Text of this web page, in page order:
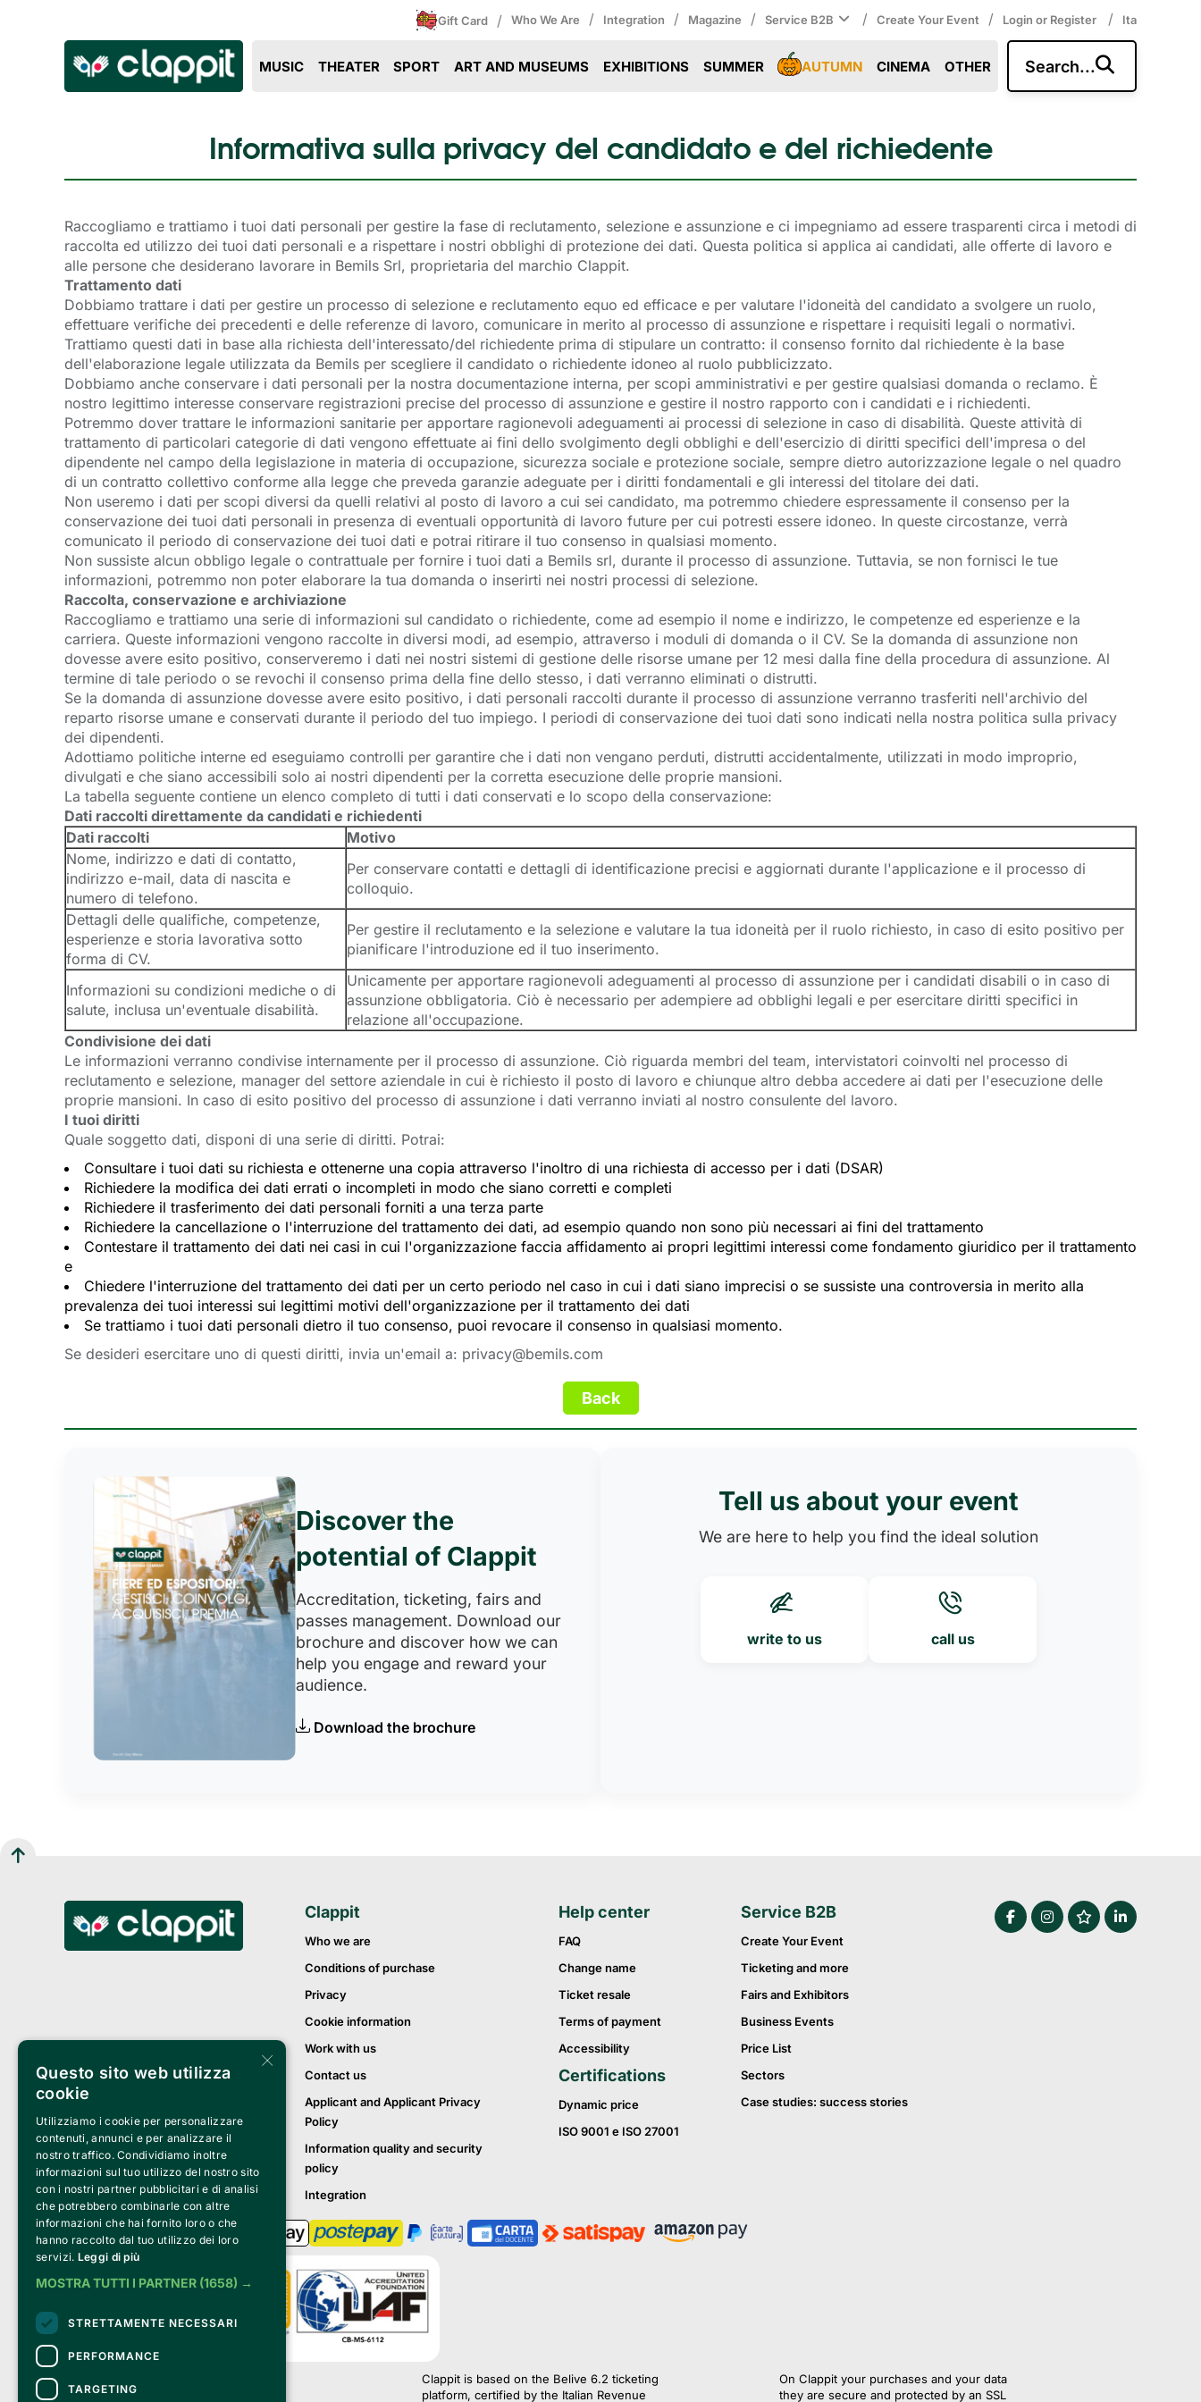
Gift Card / Who We Are / Integration / Magazine / Service B2B / Create Your Event / Login or Register / Ita
MUSIC THEATER SPORT ART AND MUSEUMS EXHIBITIONS SUMMER AUTUMN CINEMA OTHER Search...
Informativa sulla privacy del candidato e del richiedente
Raccogliamo e trattiamo i tuoi dati personali per gestire la fase di reclutamento, selezione e assunzione e ci impegniamo ad essere trasparenti circa i metodi di
raccolta ed utilizzo dei tuoi dati personali e a rispettare i nostri obblighi di protezione dei dati. Questa politica si applica ai candidati, alle offerte di lavoro e
alle persone che desiderano lavorare in Bemils Srl, proprietaria del marchio Clappit.
Trattamento dati
Dobbiamo trattare i dati per gestire un processo di selezione e reclutamento equo ed efficace e per valutare l'idoneità del candidato a svolgere un ruolo,
effettuare verifiche dei precedenti e delle referenze di lavoro, comunicare in merito al processo di assunzione e rispettare i requisiti legali o normativi.
Trattiamo questi dati in base alla richiesta dell'interessato/del richiedente prima di stipulare un contratto: il consenso fornito dal richiedente è la base
dell'elaborazione legale utilizzata da Bemils per scegliere il candidato o richiedente idoneo al ruolo pubblicizzato.
Dobbiamo anche conservare i dati personali per la nostra documentazione interna, per scopi amministrativi e per gestire qualsiasi domanda o reclamo. È
nostro legittimo interesse conservare registrazioni precise del processo di assunzione e gestire il nostro rapporto con i candidati e i richiedenti.
Potremmo dover trattare le informazioni sanitarie per apportare ragionevoli adeguamenti ai processi di selezione in caso di disabilità. Queste attività di
trattamento di particolari categorie di dati vengono effettuate ai fini dello svolgimento degli obblighi e dell'esercizio di diritti specifici dell'impresa o del
dipendente nel campo della legislazione in materia di occupazione, sicurezza sociale e protezione sociale, sempre dietro autorizzazione legale o nel quadro
di un contratto collettivo conforme alla legge che preveda garanzie adeguate per i diritti fondamentali e gli interessi del titolare dei dati.
Non useremo i dati per scopi diversi da quelli relativi al posto di lavoro a cui sei candidato, ma potremmo chiedere espressamente il consenso per la
conservazione dei tuoi dati personali in presenza di eventuali opportunità di lavoro future per cui potresti essere idoneo. In queste circostanze, verrà
comunicato il periodo di conservazione dei tuoi dati e potrai ritirare il tuo consenso in qualsiasi momento.
Non sussiste alcun obbligo legale o contrattuale per fornire i tuoi dati a Bemils srl, durante il processo di assunzione. Tuttavia, se non fornisci le tue
informazioni, potremmo non poter elaborare la tua domanda o inserirti nei nostri processi di selezione.
Raccolta, conservazione e archiviazione
Raccogliamo e trattiamo una serie di informazioni sul candidato o richiedente, come ad esempio il nome e indirizzo, le competenze ed esperienze e la
carriera. Queste informazioni vengono raccolte in diversi modi, ad esempio, attraverso i moduli di domanda o il CV. Se la domanda di assunzione non
dovesse avere esito positivo, conserveremo i dati nei nostri sistemi di gestione delle risorse umane per 12 mesi dalla fine della procedura di assunzione. Al
termine di tale periodo o se revochi il consenso prima della fine dello stesso, i dati verranno eliminati o distrutti.
Se la domanda di assunzione dovesse avere esito positivo, i dati personali raccolti durante il processo di assunzione verranno trasferiti nell'archivio del
reparto risorse umane e conservati durante il periodo del tuo impiego. I periodi di conservazione dei tuoi dati sono indicati nella nostra politica sulla privacy
dei dipendenti.
Adottiamo politiche interne ed eseguiamo controlli per garantire che i dati non vengano perduti, distrutti accidentalmente, utilizzati in modo improprio,
divulgati e che siano accessibili solo ai nostri dipendenti per la corretta esecuzione delle proprie mansioni.
La tabella seguente contiene un elenco completo di tutti i dati conservati e lo scopo della conservazione:
Dati raccolti direttamente da candidati e richiedenti
Dati raccolti
Motivo
Nome, indirizzo e dati di contatto,
indirizzo e-mail, data di nascita e
numero di telefono.
Per conservare contatti e dettagli di identificazione precisi e aggiornati durante l'applicazione e il processo di
colloquio.
Dettagli delle qualifiche, competenze,
esperienze e storia lavorativa sotto
forma di CV.
Per gestire il reclutamento e la selezione e valutare la tua idoneità per il ruolo richiesto, in caso di esito positivo per
pianificare l'introduzione ed il tuo inserimento.
Informazioni su condizioni mediche o di
salute, inclusa un'eventuale disabilità.
Unicamente per apportare ragionevoli adeguamenti al processo di assunzione per i candidati disabili o in caso di
assunzione obbligatoria. Ciò è necessario per adempiere ad obblighi legali e per esercitare diritti specifici in
relazione all'occupazione.
Condivisione dei dati
Le informazioni verranno condivise internamente per il processo di assunzione. Ciò riguarda membri del team, intervistatori coinvolti nel processo di
reclutamento e selezione, manager del settore aziendale in cui è richiesto il posto di lavoro e chiunque altro debba accedere ai dati per l'esecuzione delle
proprie mansioni. In caso di esito positivo del processo di assunzione i dati verranno inviati al nostro consulente del lavoro.
I tuoi diritti
Quale soggetto dati, disponi di una serie di diritti. Potrai:
Consultare i tuoi dati su richiesta e ottenerne una copia attraverso l'inoltro di una richiesta di accesso per i dati (DSAR)
Richiedere la modifica dei dati errati o incompleti in modo che siano corretti e completi
Richiedere il trasferimento dei dati personali forniti a una terza parte
Richiedere la cancellazione o l'interruzione del trattamento dei dati, ad esempio quando non sono più necessari ai fini del trattamento
Contestare il trattamento dei dati nei casi in cui l'organizzazione faccia affidamento ai propri legittimi interessi come fondamento giuridico per il trattamento
e
Chiedere l'interruzione del trattamento dei dati per un certo periodo nel caso in cui i dati siano imprecisi o se sussiste una controversia in merito alla
prevalenza dei tuoi interessi sui legittimi motivi dell'organizzazione per il trattamento dei dati
Se trattiamo i tuoi dati personali dietro il tuo consenso, puoi revocare il consenso in qualsiasi momento.
Se desideri esercitare uno di questi diritti, invia un'email a: privacy@bemils.com
Discover the
potential of Clappit
Accreditation, ticketing, fairs and
passes management. Download our
brochure and discover how we can
help you engage and reward your
audience.
Download the brochure
Tell us about your event
We are here to help you find the ideal solution
write to us call us
Clappit
Who we are
Conditions of purchase
Privacy
Cookie information
Work with us
Contact us
Applicant and Applicant Privacy
Policy
Information quality and security
policy
Integration
Help center
FAQ
Change name
Ticket resale
Terms of payment
Accessibility
Certifications
Dynamic price
ISO 9001 e ISO 27001
Service B2B
Create Your Event
Ticketing and more
Fairs and Exhibitors
Business Events
Price List
Sectors
Case studies: success stories
Bemils Srl
Clappit is based on the Belive 6.2 ticketing
platform, certified by the Italian Revenue
On Clappit your purchases and your data
they are secure and protected by an SSL
×
Questo sito web utilizza
cookie
Utilizziamo i cookie per personalizzare
contenuti, annunci e per analizzare il
nostro traffico. Condividiamo inoltre
informazioni sul tuo utilizzo del nostro sito
con i nostri partner pubblicitari e di analisi
che potrebbero combinarle con altre
informazioni che hai fornito loro o che
hanno raccolto dal tuo utilizzo dei loro
servizi. Leggi di più
MOSTRA TUTTI I PARTNER (1658) →
STRETTAMENTE NECESSARI
PERFORMANCE
TARGETING